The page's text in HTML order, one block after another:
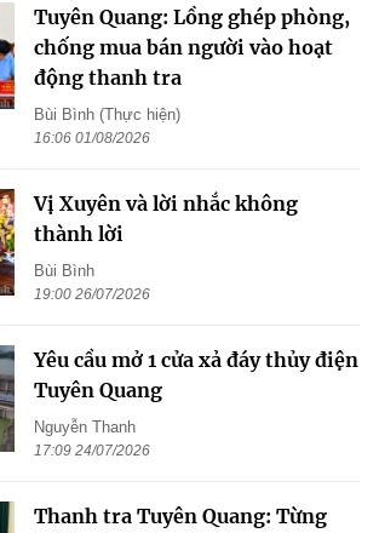
Tuyên Quang: Lồng ghép phòng,
chống mua bán người vào hoạt
động thanh tra
Bùi Bình (Thực hiện)
16:06 01/08/2026
Vị Xuyên và lời nhắc không
thành lời
Bùi Bình
19:00 26/07/2026
Yêu cầu mở 1 cửa xả đáy thủy điện
Tuyên Quang
Nguyễn Thanh
17:09 24/07/2026
Thanh tra Tuyên Quang: Từng